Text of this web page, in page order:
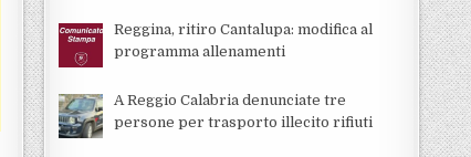
Reggina, ritiro Cantalupa: modifica al
programma allenamenti
A Reggio Calabria denunciate tre
persone per trasporto illecito rifiuti